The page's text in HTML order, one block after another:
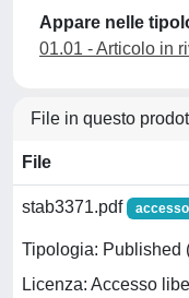
Appare nelle
01.01 - Articolo in
File in questo
File
stab3371.pdf
Tipologia: Published
Licenza: Accesso